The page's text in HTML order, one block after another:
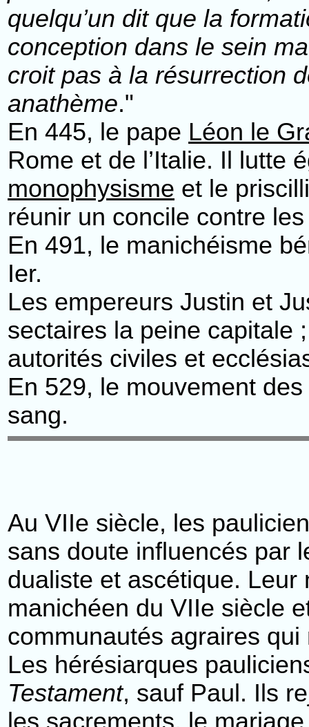
quelqu’un dit que la
conception dans le sein
croit pas à la résurrection
anathème."
En 445, le pape Léon le
Rome et de l’Italie. Il lutte
monophysisme et le
réunir un concile contre
En 491, le manichéisme
Ier.
Les empereurs Justin et
sectaires la peine capitale
autorités civiles et
En 529, le mouvement
sang.
Au VIIe siècle, les
sans doute influencés par
dualiste et ascétique.
manichéen du VIIe siècle
communautés agraires
Les hérésiarques
Testament, sauf Paul. Ils
les sacrements, le